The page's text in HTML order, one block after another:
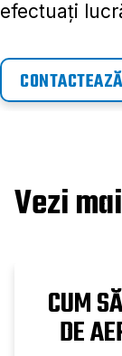
efectuați
Vezi
CUM
DE